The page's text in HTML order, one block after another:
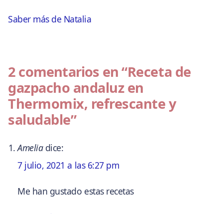
Saber más de Natalia
2 comentarios en“Receta de
gazpacho andaluz en
Thermomix, refrescante y
saludable”
Amelia dice:
7 julio, 2021 a las 6:27 pm
Me han gustado estas recetas